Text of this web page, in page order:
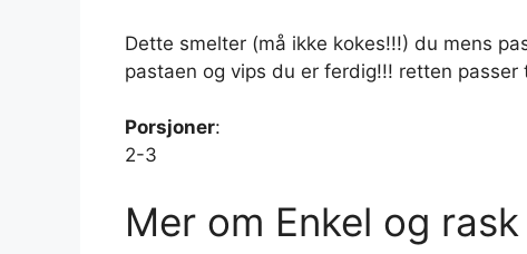
Dette smelter (må ikke kokes!!!) du mens
pastaen og vips du er ferdig!!! retten passer
Porsjoner:
2-3
Mer om Enkel og